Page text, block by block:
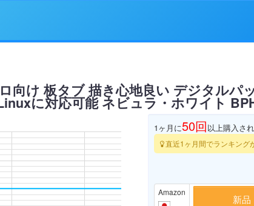
け 板タブ 描き心地良い デジタルパ
に対応可能 ネビュラ・ホワイト
1ヶ月に50回以上購入さ
直近1ヶ月間でランキング
Amazon
新品